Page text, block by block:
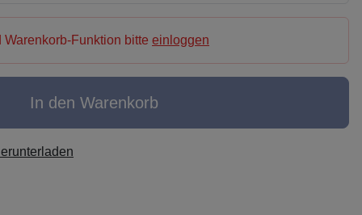
Funktion bitte einloggen
In den Warenkorb